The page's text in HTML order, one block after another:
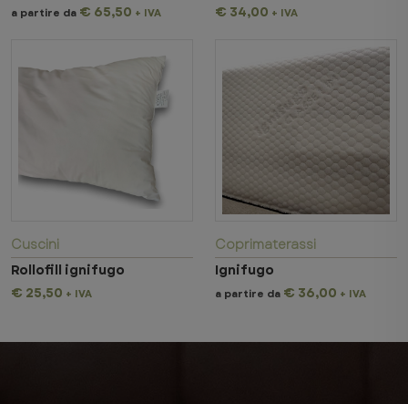
a partire da € 65,50 + IVA
€ 34,00 + IVA
Cuscini
Rollofill ignifugo
€ 25,50 + IVA
Coprimaterassi
Ignifugo
a partire da € 36,00 + IVA